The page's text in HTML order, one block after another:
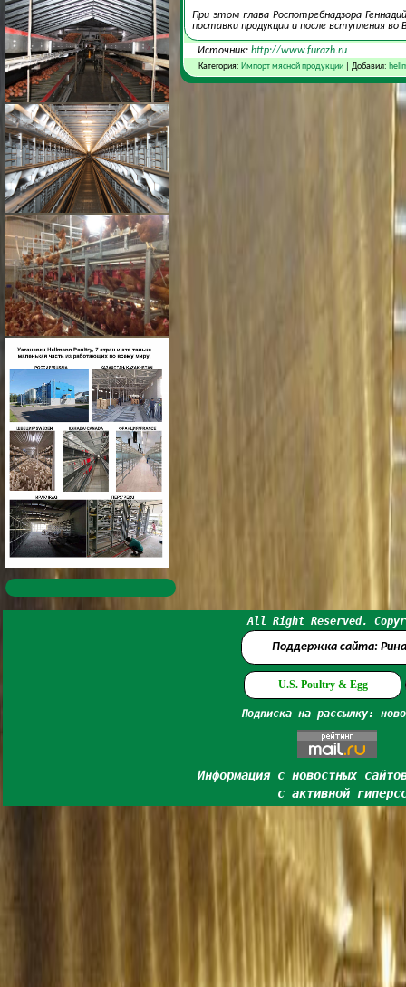
При этом глава Роспотребнадзора
поставки продукции и после вступления
Источник: http://www.furazh.ru
Категория: Импорт мясной продукции| Добавил:
All Right Reserved.
Поддержка сайта:
U.S. Poultry & Egg
Подписка на рассылку:
Информация с новостных
с активной